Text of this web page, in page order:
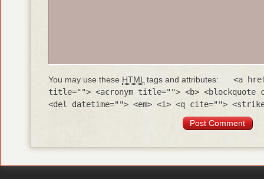
You may use these HTML tags and attributes:
<a
title=""> <acronym title=""> <b> <blockquote
<del datetime=""> <em> <i> <q cite="">